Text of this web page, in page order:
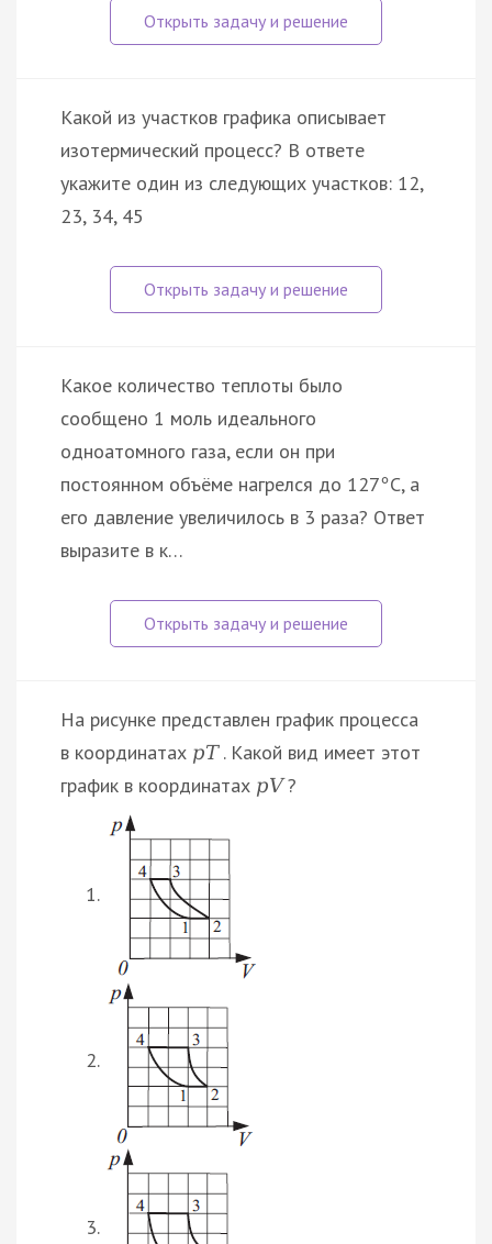
Какой из участков графика описывает
изотермический процесс? В ответе
укажите один из следующих участков: 12,
23, 34, 45
Какое количество теплоты было
сообщено 1 моль идеального
одноатомного газа, если он при
постоянном объёме нагрелся до 127°С, а
его давление увеличилось в 3 раза? Ответ
выразите в к…
На рисунке представлен график процесса
в координатах pT . Какой вид имеет этот
график в координатах pV?